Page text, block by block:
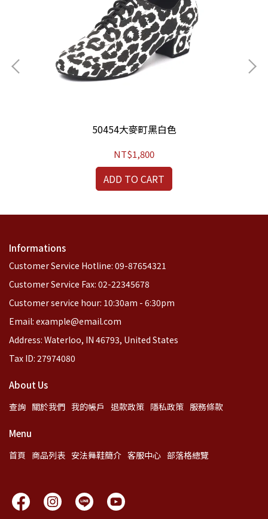
50454大麥町黑白色
NT$1,800
ADD TO CART
Informations
Customer Service Hotline: 09-87654321
Customer Service Fax: 02-22345678
Customer service hour: 10:30am - 6:30pm
Email: example@email.com
Address: Waterloo, IN 46793, United States
Tax ID: 27974080
About Us
查詢 關於我們 我的帳戶 退款政策 隱私政策 服務條款
Menu
首頁 商品列表 安法舞鞋簡介 客服中心 部落格總覽